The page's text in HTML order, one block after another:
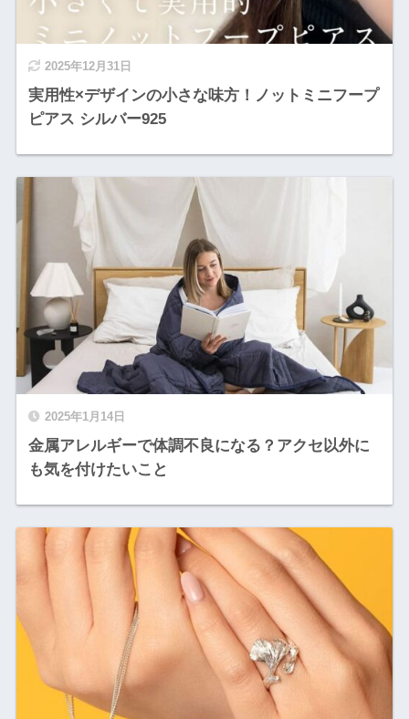
2025年12月31日
実用性×デザインの小さな味方！ノットミニフープ
ピアス シルバー925
2025年1月14日
金属アレルギーで体調不良になる？アクセ以外に
も気を付けたいこと